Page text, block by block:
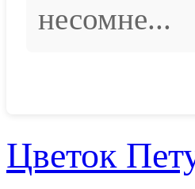
несомне...
Цветок